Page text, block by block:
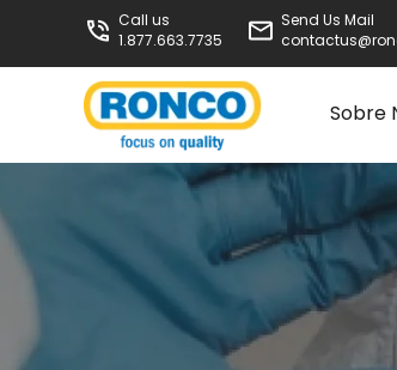
Call us
1.877.663.7735
Send Us Mail
Sobre